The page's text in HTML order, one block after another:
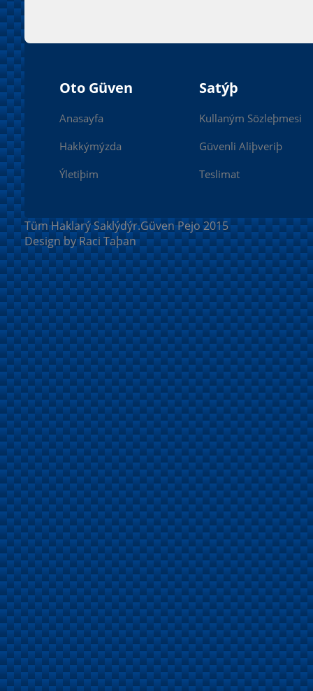
Oto Güven
Anasayfa
Hakkýmýzda
Ýletiþim
Satýþ
Kullaným Sözleþmesi
Güvenli Aliþveriþ
Teslimat
Tüm Haklarý Saklýdýr.Güven Pejo 2015
Design by Raci Taþan